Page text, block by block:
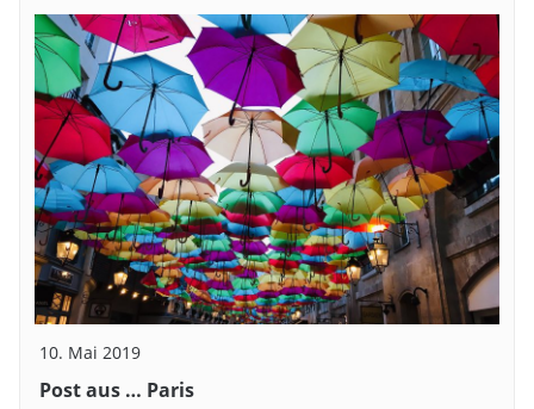
10. Mai 2019
Post aus … Paris